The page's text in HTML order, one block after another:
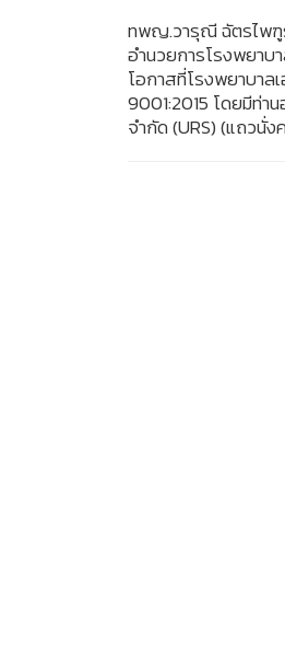
ทพญ.วารุณี ฉัตรไพฑู
อำนวยการโรงพยาบ
โอกาสที่โรงพยาบา
9001:2015 โดยมีท่า
จำกัด (URS) (แถวนั่